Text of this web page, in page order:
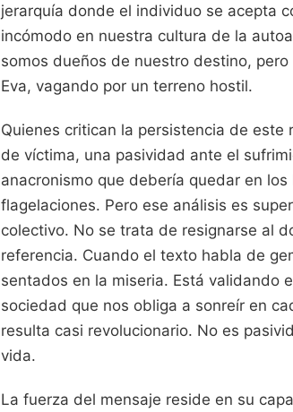
jerarquía donde el individuo se acepta
incómodo en nuestra cultura de la
somos dueños de nuestro destino,
Eva, vagando por un terreno hostil.
Quienes critican la persistencia de
de víctima, una pasividad ante el
anacronismo que debería quedar en
flagelaciones. Pero ese análisis es
colectivo. No se trata de resignarse al
referencia. Cuando el texto habla de
sentados en la miseria. Está validando
sociedad que nos obliga a sonreír en
resulta casi revolucionario. No es
vida.
La fuerza del mensaje reside en su